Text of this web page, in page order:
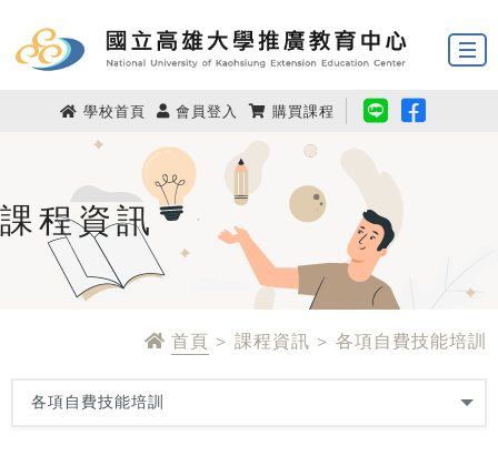
學校首頁 會員登入 購買課程
課程資訊
首頁 > 課程資訊 > 各項自費技能培訓